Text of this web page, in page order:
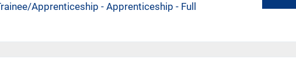
Apprenticeship - Apprenticeship - Full